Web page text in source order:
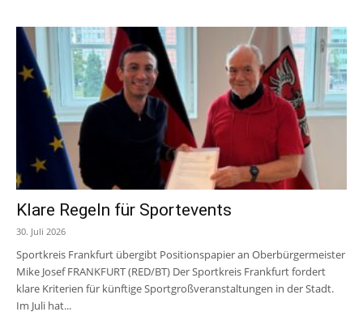
Klare Regeln für Sportevents
30. Juli 2026
Sportkreis Frankfurt übergibt Positionspapier an Oberbürgermeister
Mike Josef FRANKFURT (RED/BT) Der Sportkreis Frankfurt fordert
klare Kriterien für künftige Sportgroßveranstaltungen in der Stadt.
Im Juli hat...